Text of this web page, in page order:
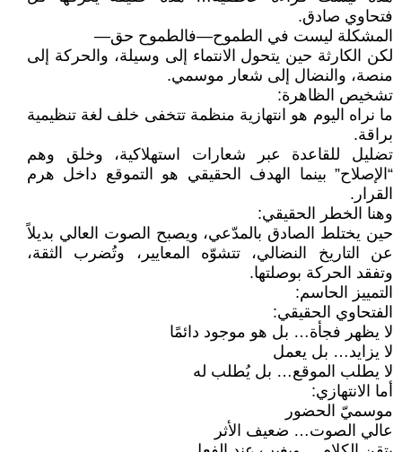
فتحاوي صادق.
المشكلة ليست في الطموح—فالطموح حق—
لكن الكارثة حين يتحول الانتماء إلى وسيلة، والحركة إلى
منصة، والنضال إلى شعار موسمي.
تشخيص الظاهرة:
ما نراه اليوم هو انتهازية منظمة تتخفى خلف لغة تنظيمية
براقة.
تضليل للقاعدة عبر شعارات استهلاكية، وخلق وهم
“الإصلاح” بينما الهدف الحقيقي هو التموقع داخل هرم
القرار.
وهنا الخطر الحقيقي:
حين يختلط الصادق بالمدّعي، ويصبح الصوت العالي بديلاً
عن التاريخ النضالي، تتشوّه المعايير، وتُضرب الثقة،
وتفقد الحركة بوصلتها.
التمييز الحاسم:
الفتحاوي الحقيقي:
لا يظهر فجأة… بل هو موجود دائمًا
لا يزايد… بل يعمل
لا يطلب الموقع… بل يُطلب له
أما الانتهازي:
موسميّ الحضور
عالي الصوت… ضعيف الأثر